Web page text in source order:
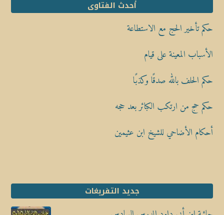
أحدث الفتاوى
حكم تأخير الحج مع الاستطاعة
الأسباب المعينة على قيام
حكم الحلف بالله صدقًا وكذبًا
حكم حج من ارتكب الكبائر بعد حجه
أحكام الأضاحي للشيخ ابن عثيمين
جديد التفريغات